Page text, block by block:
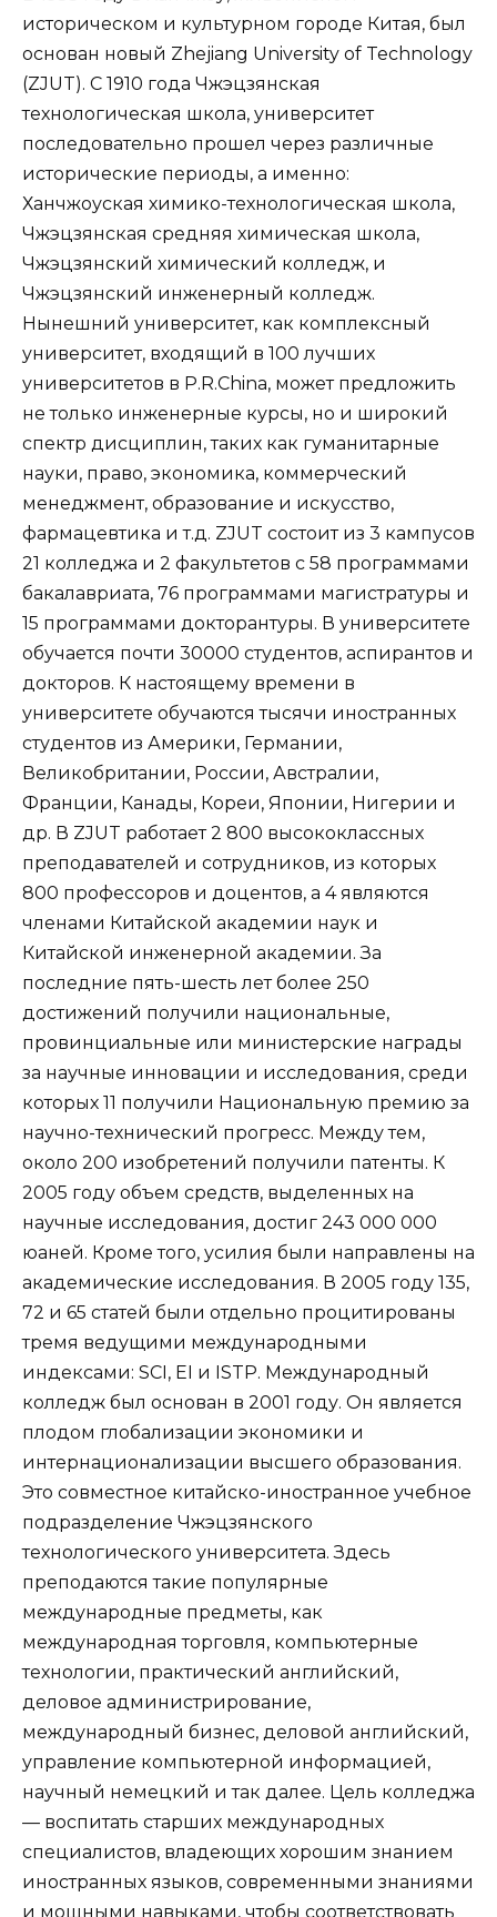
историческом и культурном городе Китая, был
основан новый Zhejiang University of Technology
(ZJUT). С 1910 года Чжэцзянская
технологическая школа, университет
последовательно прошел через различные
исторические периоды, а именно:
Ханчжоуская химико-технологическая школа,
Чжэцзянская средняя химическая школа,
Чжэцзянский химический колледж, и
Чжэцзянский инженерный колледж.
Нынешний университет, как комплексный
университет, входящий в 100 лучших
университетов в P.R.China, может предложить
не только инженерные курсы, но и широкий
спектр дисциплин, таких как гуманитарные
науки, право, экономика, коммерческий
менеджмент, образование и искусство,
фармацевтика и т.д. ZJUT состоит из 3 кампусов
21 колледжа и 2 факультетов с 58 программами
бакалавриата, 76 программами магистратуры и
15 программами докторантуры. В университете
обучается почти 30000 студентов, аспирантов и
докторов. К настоящему времени в
университете обучаются тысячи иностранных
студентов из Америки, Германии,
Великобритании, России, Австралии,
Франции, Канады, Кореи, Японии, Нигерии и
др. В ZJUT работает 2 800 высококлассных
преподавателей и сотрудников, из которых
800 профессоров и доцентов, а 4 являются
членами Китайской академии наук и
Китайской инженерной академии. За
последние пять-шесть лет более 250
достижений получили национальные,
провинциальные или министерские награды
за научные инновации и исследования, среди
которых 11 получили Национальную премию за
научно-технический прогресс. Между тем,
около 200 изобретений получили патенты. К
2005 году объем средств, выделенных на
научные исследования, достиг 243 000 000
юаней. Кроме того, усилия были направлены на
академические исследования. В 2005 году 135,
72 и 65 статей были отдельно процитированы
тремя ведущими международными
индексами: SCI, EI и ISTP. Международный
колледж был основан в 2001 году. Он является
плодом глобализации экономики и
интернационализации высшего образования.
Это совместное китайско-иностранное учебное
подразделение Чжэцзянского
технологического университета. Здесь
преподаются такие популярные
международные предметы, как
международная торговля, компьютерные
технологии, практический английский,
деловое администрирование,
международный бизнес, деловой английский,
управление компьютерной информацией,
научный немецкий и так далее. Цель колледжа
— воспитать старших международных
специалистов, владеющих хорошим знанием
иностранных языков, современными знаниями
и мощными навыками, чтобы соответствовать